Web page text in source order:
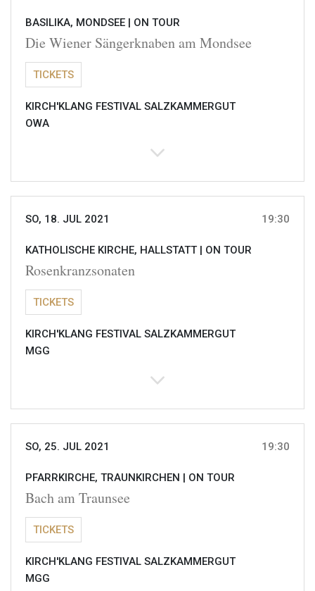
BASILIKA, MONDSEE | ON TOUR
Die Wiener Sängerknaben am Mondsee
TICKETS
KIRCH'KLANG FESTIVAL SALZKAMMERGUT
OWA
SO, 18. JUL 2021 19:30
KATHOLISCHE KIRCHE, HALLSTATT | ON TOUR
Rosenkranzsonaten
TICKETS
KIRCH'KLANG FESTIVAL SALZKAMMERGUT
MGG
SO, 25. JUL 2021 19:30
PFARRKIRCHE, TRAUNKIRCHEN | ON TOUR
Bach am Traunsee
TICKETS
KIRCH'KLANG FESTIVAL SALZKAMMERGUT
MGG